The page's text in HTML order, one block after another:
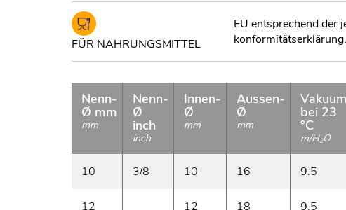
FÜR NAHRUNGSMITTEL
EU entsprechend der
konformitätserklärung.
Nenn-
Ø mm
mm
Nenn-
Ø
inch
inch
Innen-
Ø
mm
Aussen-
Ø
mm
Vakuum
bei 23
°C
m/H2O
10 3/8 10 16 9.5
12 12 18 9.5